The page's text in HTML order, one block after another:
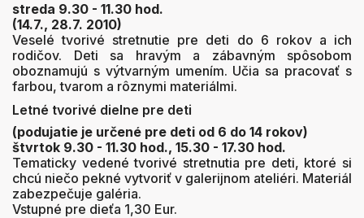
streda 9.30 - 11.30 hod.
(14.7., 28.7. 2010)
Veselé tvorivé stretnutie pre deti do 6 rokov a ich
rodičov. Deti sa hravým a zábavným spôsobom
oboznamujú s výtvarným umením. Učia sa pracovať s
farbou, tvarom a rôznymi materiálmi.
Letné tvorivé dielne pre deti
(podujatie je určené pre deti od 6 do 14 rokov)
štvrtok 9.30 - 11.30 hod., 15.30 - 17.30 hod.
Tematicky vedené tvorivé stretnutia pre deti, ktoré si
chcú niečo pekné vytvoriť v galerijnom ateliéri. Materiál
zabezpečuje galéria.
Vstupné pre dieťa 1,30 Eur.